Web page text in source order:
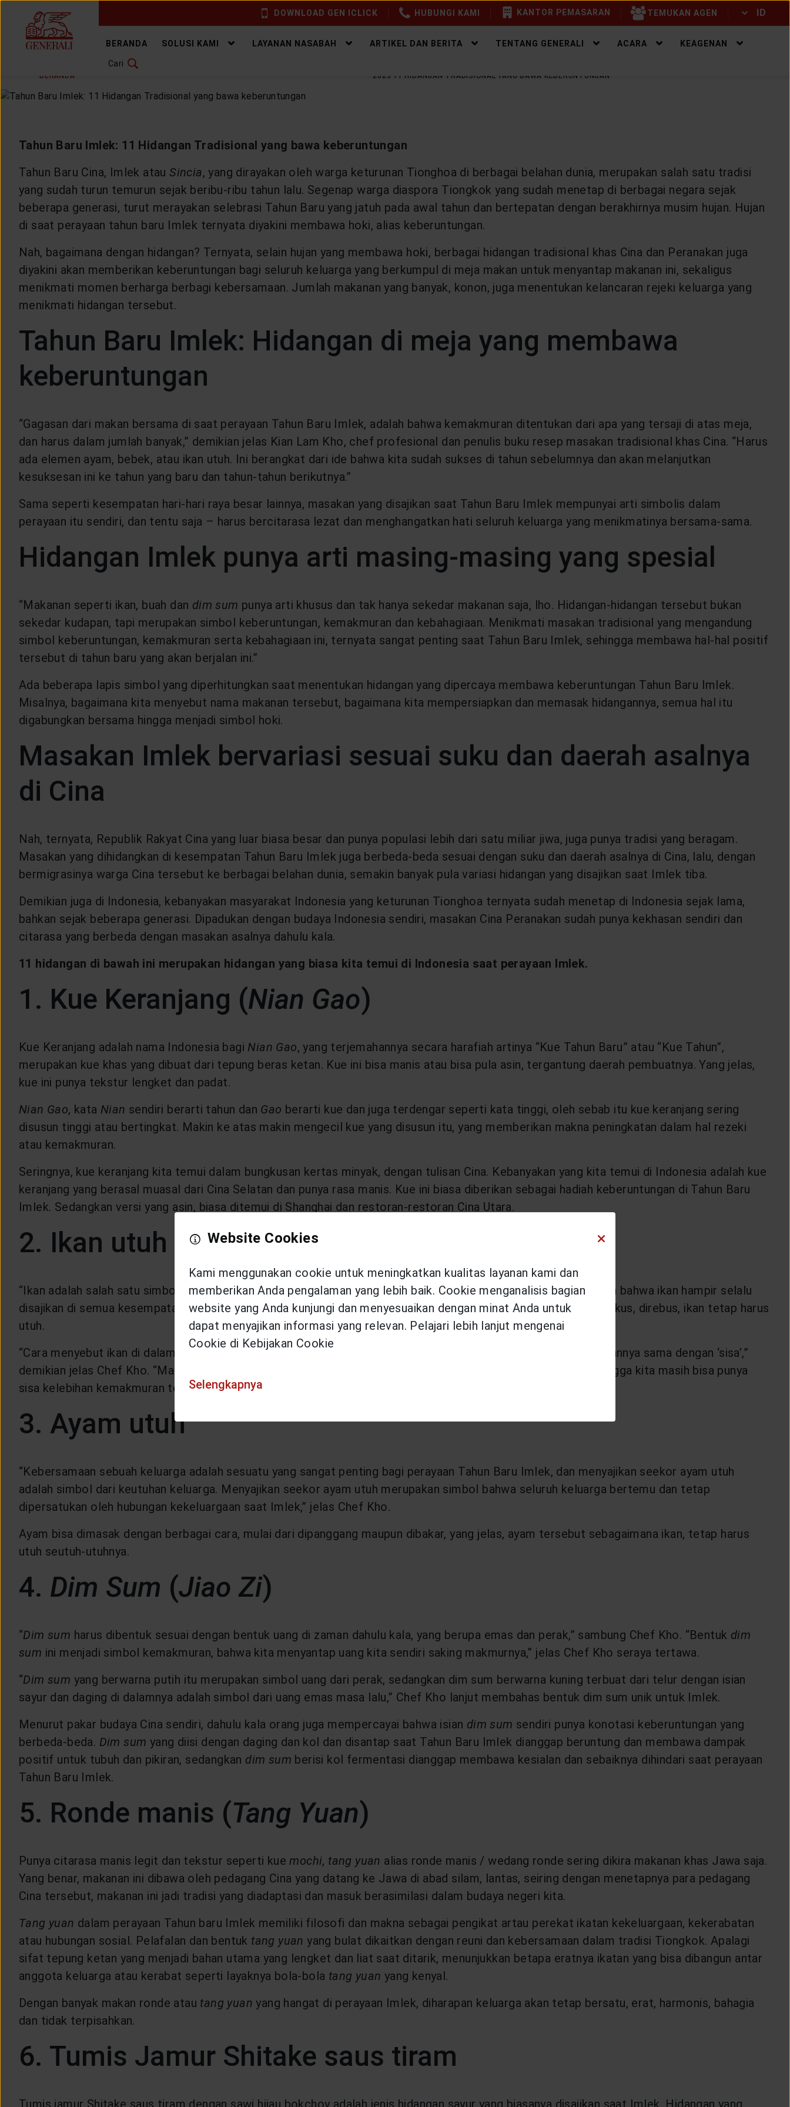
DOWNLOAD GEN ICLICK HUBUNGI KAMI KANTOR PEMASARAN TEMUKAN AGEN ID
BERANDA SOLUSI KAMI LAYANAN NASABAH ARTIKEL DAN BERITA TENTANG GENERALI ACARA KEAGENAN
Cari
BERANDA IMLEK 2023 11 HIDANGAN TRADISIONAL YANG BAWA KEBERUNTUNGAN
KAMIS, 19 JANUARI 2023
Tahun Baru Imlek: 11 Hidangan Tradisional yang bawa keberuntungan
Tahun Baru Cina, Imlek atauSincia, yang dirayakan oleh warga keturunan Tionghoa di berbagai belahan dunia, merupakan salah satu tradisi
yang sudah turun temurun sejak beribu-ribu tahun lalu. Segenap warga diaspora Tiongkok yang sudah menetap di berbagai negara sejak
beberapa generasi, turut merayakan selebrasi Tahun Baru yang jatuh pada awal tahun dan bertepatan dengan berakhirnya musim hujan. Hujan
di saat perayaan tahun baru Imlek ternyata diyakini membawa hoki, alias keberuntungan.
Nah, bagaimana dengan hidangan? Ternyata, selain hujan yang membawa hoki, berbagai hidangan tradisional khas Cina dan Peranakan juga
diyakini akan memberikan keberuntungan bagi seluruh keluarga yang berkumpul di meja makan untuk menyantap makanan ini, sekaligus
menikmati momen berharga berbagi kebersamaan. Jumlah makanan yang banyak, konon, juga menentukan kelancaran rejeki keluarga yang
menikmati hidangan tersebut.
Tahun Baru Imlek: Hidangan di meja yang membawa
keberuntungan
“Gagasan dari makan bersama di saat perayaan Tahun Baru Imlek, adalah bahwa kemakmuran ditentukan dari apa yang tersaji di atas meja,
dan harus dalam jumlah banyak,” demikian jelas Kian Lam Kho, chef profesional dan penulis buku resep masakan tradisional khas Cina. “Harus
ada elemen ayam, bebek, atau ikan utuh. Ini berangkat dari ide bahwa kita sudah sukses di tahun sebelumnya dan akan melanjutkan
kesuksesan ini ke tahun yang baru dan tahun-tahun berikutnya.”
Sama seperti kesempatan hari-hari raya besar lainnya, masakan yang disajikan saat Tahun Baru Imlek mempunyai arti simbolis dalam
perayaan itu sendiri, dan tentu saja – harus bercitarasa lezat dan menghangatkan hati seluruh keluarga yang menikmatinya bersama-sama.
Hidangan Imlek punya arti masing-masing yang spesial
“Makanan seperti ikan, buah dan dim sum punya arti khusus dan tak hanya sekedar makanan saja, lho. Hidangan-hidangan tersebut bukan
sekedar kudapan, tapi merupakan simbol keberuntungan, kemakmuran dan kebahagiaan. Menikmati masakan tradisional yang mengandung
simbol keberuntungan, kemakmuran serta kebahagiaan ini, ternyata sangat penting saat Tahun Baru Imlek, sehingga membawa hal-hal positif
tersebut di tahun baru yang akan berjalan ini.”
Ada beberapa lapis simbol yang diperhitungkan saat menentukan hidangan yang dipercaya membawa keberuntungan Tahun Baru Imlek.
Misalnya, bagaimana kita menyebut nama makanan tersebut, bagaimana kita mempersiapkan dan memasak hidangannya, semua hal itu
digabungkan bersama hingga menjadi simbol hoki.
Masakan Imlek bervariasi sesuai suku dan daerah asalnya
di Cina
Nah, ternyata, Republik Rakyat Cina yang luar biasa besar dan punya populasi lebih dari satu miliar jiwa, juga punya tradisi yang beragam.
Masakan yang dihidangkan di kesempatan Tahun Baru Imlek juga berbeda-beda sesuai dengan suku dan daerah asalnya di Cina, lalu, dengan
bermigrasinya warga Cina tersebut ke berbagai belahan dunia, semakin banyak pula variasi hidangan yang disajikan saat Imlek tiba.
Demikian juga di Indonesia, kebanyakan masyarakat Indonesia yang keturunan Tionghoa ternyata sudah menetap di Indonesia sejak lama,
bahkan sejak beberapa generasi. Dipadukan dengan budaya Indonesia sendiri, masakan Cina Peranakan sudah punya kekhasan sendiri dan
citarasa yang berbeda dengan masakan asalnya dahulu kala.
11 hidangan di bawah ini merupakan hidangan yang biasa kita temui di Indonesia saat perayaan Imlek.
1. Kue Keranjang (Nian Gao)
Kue Keranjang adalah nama Indonesia bagi Nian Gao, yang terjemahannya secara harafiah artinya “Kue Tahun Baru” atau “Kue Tahun”,
merupakan kue khas yang dibuat dari tepung beras ketan. Kue ini bisa manis atau bisa pula asin, tergantung daerah pembuatnya. Yang jelas,
kue ini punya tekstur lengket dan padat.
Nian Gao, kata Nian sendiri berarti tahun dan Gao berarti kue dan juga terdengar seperti kata tinggi, oleh sebab itu kue keranjang sering
disusun tinggi atau bertingkat. Makin ke atas makin mengecil kue yang disusun itu, yang memberikan makna peningkatan dalam hal rezeki
atau kemakmuran.
Seringnya, kue keranjang kita temui dalam bungkusan kertas minyak, dengan tulisan Cina. Kebanyakan yang kita temui di Indonesia adalah kue
keranjang yang berasal muasal dari Cina Selatan dan punya rasa manis. Kue ini biasa diberikan sebagai hadiah keberuntungan di Tahun Baru
Imlek. Sedangkan versi yang asin, biasa ditemui di Shanghai dan restoran-restoran Cina Utara.
2. Ikan utuh
“Ikan adalah salah satu simbol hidangan terpenting untuk Tahun Baru Cina,” jelas Chef Kho, seraya menambahkan bahwa ikan hampir selalu
disajikan di semua kesempatan perayaan, dengan berbagai jenis cara penyajian dan cara masak. Dipanggang, dikukus, direbus, ikan tetap harus
utuh.
“Cara menyebut ikan di dalam bahasa Mandarin dan banyak dialek bahasa Cina lainnya adalah ‘yú’, yang penyebutannya sama dengan ‘sisa’,”
demikian jelas Chef Kho. “Maksudnya, setiap tahun, kita punya banyak sekali kelebihan makanan dan rejeki, sehingga kita masih bisa punya
sisa kelebihan kemakmuran tersebut untuk tahun berikutnya.”
3. Ayam utuh
“Kebersamaan sebuah keluarga adalah sesuatu yang sangat penting bagi perayaan Tahun Baru Imlek, dan menyajikan seekor ayam utuh
adalah simbol dari keutuhan keluarga. Menyajikan seekor ayam utuh merupakan simbol bahwa seluruh keluarga bertemu dan tetap
dipersatukan oleh hubungan kekeluargaan saat Imlek,” jelas Chef Kho.
Ayam bisa dimasak dengan berbagai cara, mulai dari dipanggang maupun dibakar, yang jelas, ayam tersebut sebagaimana ikan, tetap harus
utuh seutuh-utuhnya.
4. Dim Sum (Jiao Zi)
“Dim sum harus dibentuk sesuai dengan bentuk uang di zaman dahulu kala, yang berupa emas dan perak,” sambung Chef Kho. “Bentuk dim
sum ini menjadi simbol kemakmuran, bahwa kita menyantap uang kita sendiri saking makmurnya,” jelas Chef Kho seraya tertawa.
“Dim sum yang berwarna putih itu merupakan simbol uang dari perak, sedangkan dim sum berwarna kuning terbuat dari telur dengan isian
sayur dan daging di dalamnya adalah simbol dari uang emas masa lalu,” Chef Kho lanjut membahas bentuk dim sum unik untuk Imlek.
Menurut pakar budaya Cina sendiri, dahulu kala orang juga mempercayai bahwa isian dim sum sendiri punya konotasi keberuntungan yang
berbeda-beda. Dim sum yang diisi dengan daging dan kol dan disantap saat Tahun Baru Imlek dianggap beruntung dan membawa dampak
positif untuk tubuh dan pikiran, sedangkan dim sum berisi kol fermentasi dianggap membawa kesialan dan sebaiknya dihindari saat perayaan
Tahun Baru Imlek.
5. Ronde manis (Tang Yuan)
Punya citarasa manis legit dan tekstur seperti kuemochi, tang yuan alias ronde manis / wedang ronde sering dikira makanan khas Jawa saja.
Yang benar, makanan ini dibawa oleh pedagang Cina yang datang ke Jawa di abad silam, lantas, seiring dengan menetapnya para pedagang
Cina tersebut, makanan ini jadi tradisi yang diadaptasi dan masuk berasimilasi dalam budaya negeri kita.
Tang yuan dalam perayaan Tahun baru Imlek memiliki filosofi dan makna sebagai pengikat artau perekat ikatan kekeluargaan, kekerabatan
atau hubungan sosial. Pelafalan dan bentuk tang yuan yang bulat dikaitkan dengan reuni dan kebersamaan dalam tradisi Tiongkok. Apalagi
sifat tepung ketan yang menjadi bahan utama yang lengket dan liat saat ditarik, menunjukkan betapa eratnya ikatan yang bisa dibangun antar
anggota keluarga atau kerabat seperti layaknya bola-bola tang yuan yang kenyal.
Dengan banyak makan ronde atau tang yuan yang hangat di perayaan Imlek, diharapan keluarga akan tetap bersatu, erat, harmonis, bahagia
dan tidak terpisahkan.
6. Tumis Jamur Shitake saus tiram
Tumis jamur Shitake saus tiram dengan sawi hijau bokchoy adalah jenis hidangan sayur yang biasanya disajikan saat Imlek. Hidangan yang
Website Cookies
Kami menggunakan cookie untuk meningkatkan kualitas layanan kami dan
memberikan Anda pengalaman yang lebih baik. Cookie menganalisis bagian
website yang Anda kunjungi dan menyesuaikan dengan minat Anda untuk
dapat menyajikan informasi yang relevan. Pelajari lebih lanjut mengenai
Cookie di Kebijakan Cookie
Selengkapnya
GANTI BAHASA ID EN
DOWNLOAD GEN ICLICK
TEMUKAN AGEN
SOLUSI KAMI
LAYANAN NASABAH
ARTIKEL DAN BERITA
TENTANG GENERALI
KEAGENAN